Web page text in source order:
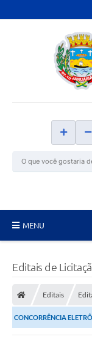
MENU
Secretarias
Editais de
Editais
CONCORRÊNCIA